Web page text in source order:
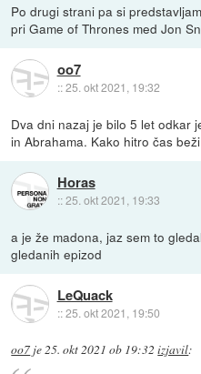
Po drugi strani pa si
pri Game of Thrones med Jon
oo7
::25. okt 2021, 19:32
Dva dni nazaj je bilo 5 let odkar
in Abrahama. Kako hitro čas
Horas
::25. okt 2021, 19:33
a je že madona, jaz sem to
gledanih epizod
LeQuack
::25. okt 2021, 19:50
oo7 je25. okt 2021 ob 19:32 izjavil: